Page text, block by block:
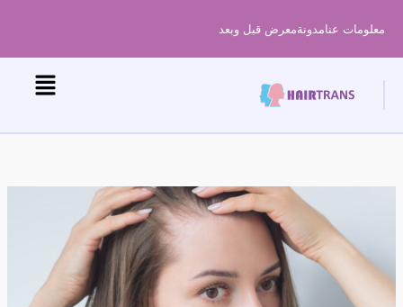
معلومات عنامدونةمعرض قبل وبعد